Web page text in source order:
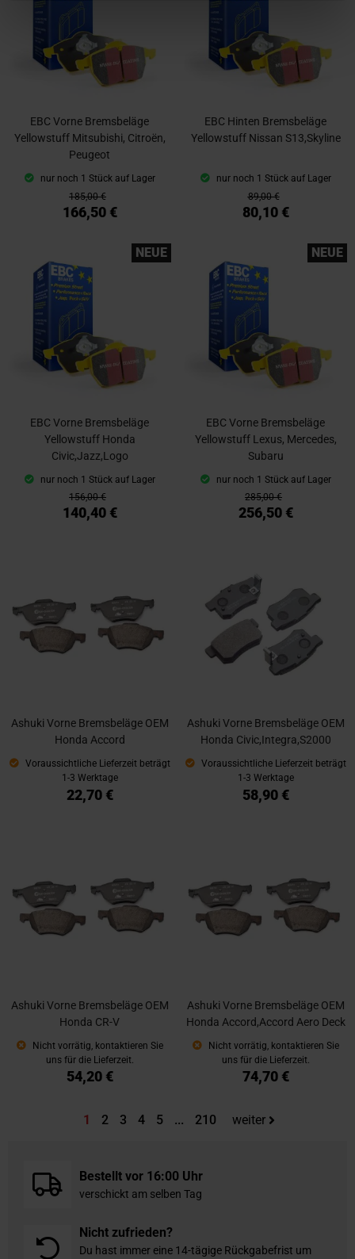
EBC Vorne Bremsbeläge
Yellowstuff Mitsubishi, Citroën,
Peugeot
nur noch 1 Stück auf Lager
185,00 €
166,50 €
EBC Hinten Bremsbeläge
Yellowstuff Nissan S13,Skyline
nur noch 1 Stück auf Lager
89,00 €
80,10 €
NEUE
EBC Vorne Bremsbeläge
Yellowstuff Honda
Civic,Jazz,Logo
nur noch 1 Stück auf Lager
156,00 €
140,40 €
NEUE
EBC Vorne Bremsbeläge
Yellowstuff Lexus, Mercedes,
Subaru
nur noch 1 Stück auf Lager
285,00 €
256,50 €
Ashuki Vorne Bremsbeläge OEM
Honda Accord
Voraussichtliche Lieferzeit beträgt
1-3 Werktage
22,70 €
Ashuki Vorne Bremsbeläge OEM
Honda Civic,Integra,S2000
Voraussichtliche Lieferzeit beträgt
1-3 Werktage
58,90 €
Ashuki Vorne Bremsbeläge OEM
Honda CR-V
Nicht vorrätig, kontaktieren Sie
uns für die Lieferzeit.
54,20 €
Ashuki Vorne Bremsbeläge OEM
Honda Accord,Accord Aero Deck
Nicht vorrätig, kontaktieren Sie
uns für die Lieferzeit.
74,70 €
Sie lesen gerade die Seite
1 Seite
2 Seite
3 Seite
4 Seite
5 ... Seite
210 weiter
Bestellt vor 16:00 Uhr
verschickt am selben Tag
Nicht zufrieden?
Du hast immer eine 14-tägige Rückgabefrist um